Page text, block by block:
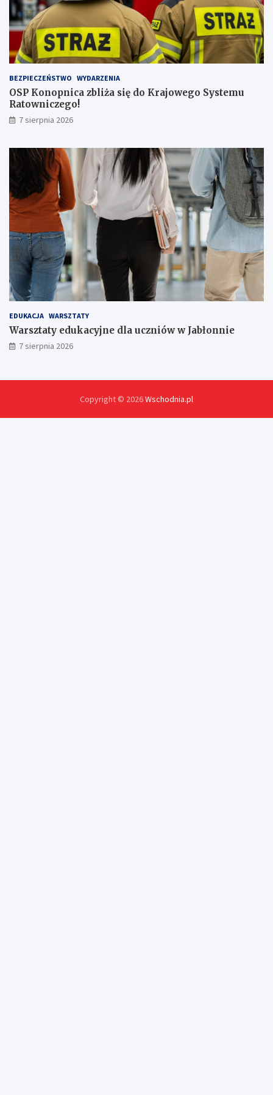
z
b
ą
a
a
ż
e
r
!
BEZPIECZEŃSTWO WYDARZENIA
OSP Konopnica zbliża się do Krajowego Systemu
Ratowniczego!
7 sierpnia 2026
EDUKACJA WARSZTATY
Warsztaty edukacyjne dla uczniów w Jabłonnie
7 sierpnia 2026
Copyright © 2026Wschodnia.pl